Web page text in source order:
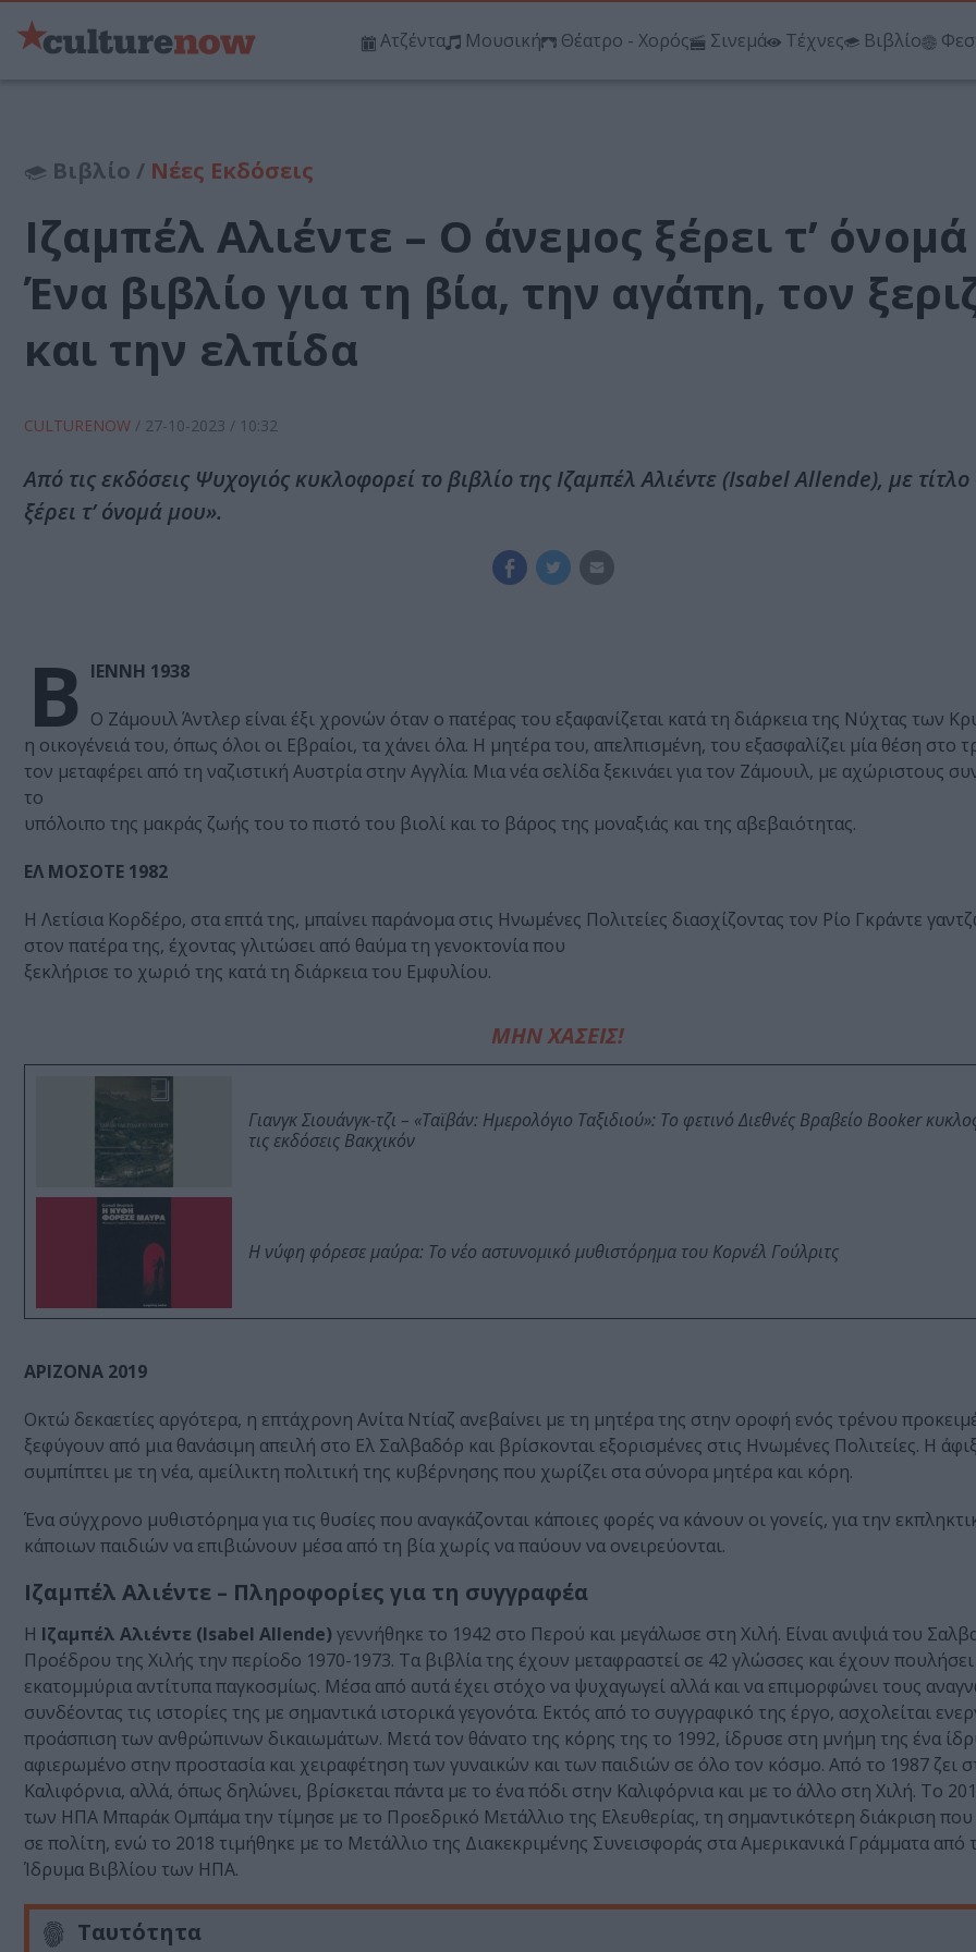
Ατζέντα Μουσική Θέατρο - Χορός Σινεμά Τέχνες Βιβλίο
Βιβλίο / Νέες Εκδόσεις
Ιζαμπέλ Αλιέντε – Ο άνεμος ξέρει τ’
Ένα βιβλίο για τη βία, την αγάπη, τον
και την ελπίδα
CULTURENOW / 27-10-2023 / 10:32
Από τις εκδόσεις Ψυχογιός κυκλοφορεί το βιβλίο της Ιζαμπέλ Αλιέντε (Isabel Allende), με
ξέρει τ’ όνομά μου».
Β ΙΕΝΝΗ 1938
Ο Ζάμουιλ Άντλερ είναι έξι χρονών όταν ο πατέρας του εξαφανίζεται κατά τη διάρκεια της Νύχτας των
η οικογένειά του, όπως όλοι οι Εβραίοι, τα χάνει όλα. Η μητέρα του, απελπισμένη, του εξασφαλίζει μία θέση στο
τον μεταφέρει από τη ναζιστική Αυστρία στην Αγγλία. Μια νέα σελίδα ξεκινάει για τον Ζάμουιλ, με αχώριστους
το
υπόλοιπο της μακράς ζωής του το πιστό του βιολί και το βάρος της μοναξιάς και της αβεβαιότητας.
ΕΛ ΜΟΣΟΤΕ 1982
Η Λετίσια Κορδέρο, στα επτά της, μπαίνει παράνομα στις Ηνωμένες Πολιτείες διασχίζοντας τον Ρίο Γκράντε
στον πατέρα της, έχοντας γλιτώσει από θαύμα τη γενοκτονία που
ξεκλήρισε το χωριό της κατά τη διάρκεια του Εμφυλίου.
ΜΗΝ ΧΑΣΕΙΣ!
Γιανγκ Σιουάνγκ-τζι – «Ταϊβάν: Ημερολόγιο Ταξιδιού»: Το φετινό Διεθνές Βραβείο Booker
τις εκδόσεις Βακχικόν
Η νύφη φόρεσε μαύρα: Το νέο αστυνομικό μυθιστόρημα του Κορνέλ Γούλριτς
ΑΡΙΖΟΝΑ 2019
Οκτώ δεκαετίες αργότερα, η επτάχρονη Ανίτα Ντίαζ ανεβαίνει με τη μητέρα της στην οροφή ενός τρένου
ξεφύγουν από μια θανάσιμη απειλή στο Ελ Σαλβαδόρ και βρίσκονται εξορισμένες στις Ηνωμένες Πολιτείες. Η
συμπίπτει με τη νέα, αμείλικτη πολιτική της κυβέρνησης που χωρίζει στα σύνορα μητέρα και κόρη.
Ένα σύγχρονο μυθιστόρημα για τις θυσίες που αναγκάζονται κάποιες φορές να κάνουν οι γονείς, για την
κάποιων παιδιών να επιβιώνουν μέσα από τη βία χωρίς να παύουν να ονειρεύονται.
Ιζαμπέλ Αλιέντε – Πληροφορίες για τη συγγραφέα
Η Ιζαμπέλ Αλιέντε (Isabel Allende) γεννήθηκε το 1942 στο Περού και μεγάλωσε στη Χιλή. Είναι ανιψιά του
Προέδρου της Χιλής την περίοδο 1970-1973. Τα βιβλία της έχουν μεταφραστεί σε 42 γλώσσες και έχουν
εκατομμύρια αντίτυπα παγκοσμίως. Μέσα από αυτά έχει στόχο να ψυχαγωγεί αλλά και να επιμορφώνει τους
συνδέοντας τις ιστορίες της με σημαντικά ιστορικά γεγονότα. Εκτός από το συγγραφικό της έργο, ασχολείται
προάσπιση των ανθρώπινων δικαιωμάτων. Μετά τον θάνατο της κόρης της το 1992, ίδρυσε στη μνήμη της ένα
αφιερωμένο στην προστασία και χειραφέτηση των γυναικών και των παιδιών σε όλο τον κόσμο. Από το 1987 ζει
Καλιφόρνια, αλλά, όπως δηλώνει, βρίσκεται πάντα με το ένα πόδι στην Καλιφόρνια και με το άλλο στη Χιλή. Το
των ΗΠΑ Μπαράκ Ομπάμα την τίμησε με το Προεδρικό Μετάλλιο της Ελευθερίας, τη σημαντικότερη διάκριση που
σε πολίτη, ενώ το 2018 τιμήθηκε με το Μετάλλιο της Διακεκριμένης Συνεισφοράς στα Αμερικανικά Γράμματα από
Ίδρυμα Βιβλίου των ΗΠΑ.
Ταυτότητα